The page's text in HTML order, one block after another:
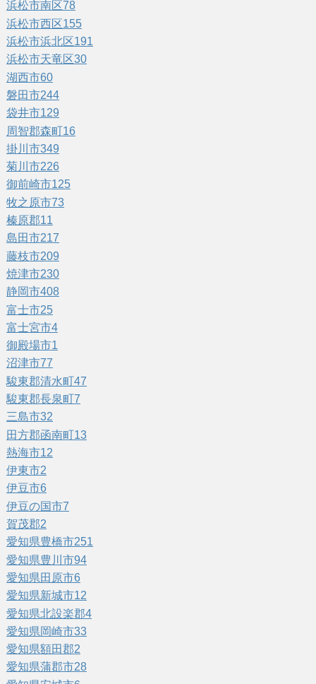
浜松市南区78
浜松市西区155
浜松市浜北区191
浜松市天竜区30
湖西市60
磐田市244
袋井市129
周智郡森町16
掛川市349
菊川市226
御前崎市125
牧之原市73
榛原郡11
島田市217
藤枝市209
焼津市230
静岡市408
富士市25
富士宮市4
御殿場市1
沼津市77
駿東郡清水町47
駿東郡長泉町7
三島市32
田方郡函南町13
熱海市12
伊東市2
伊豆市6
伊豆の国市7
賀茂郡2
愛知県豊橋市251
愛知県豊川市94
愛知県田原市6
愛知県新城市12
愛知県北設楽郡4
愛知県岡崎市33
愛知県額田郡2
愛知県蒲郡市28